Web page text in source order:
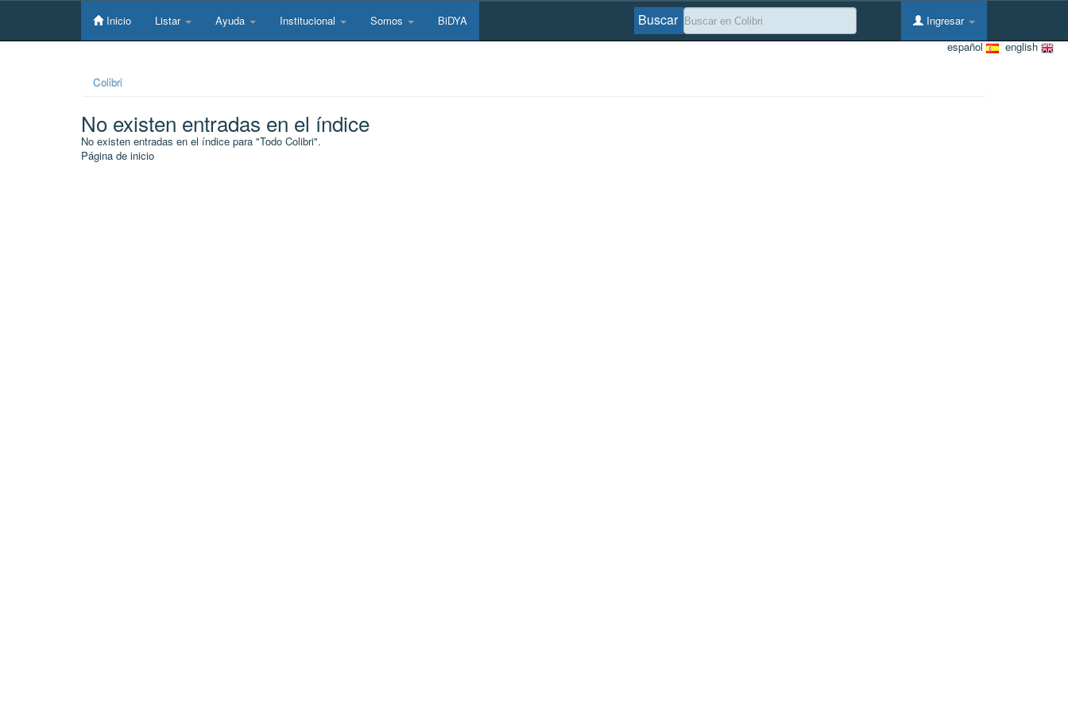
Skip
Inicio Listar Ayuda Institucional Somos BiDYA Ingresar
Buscar
english
español
Colibri
No existen entradas en el índice
No existen entradas en el índice para "Todo Colibri".
Página de inicio